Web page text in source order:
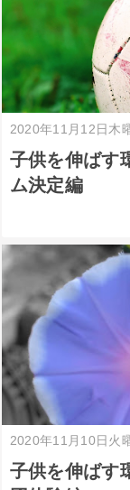
2020年11月12日木
子供を伸ばす
ム決定編
2020年11月10日火
子供を伸ば